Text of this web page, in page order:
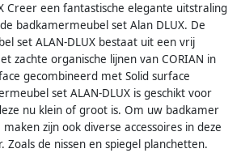
Creer een fantastische elegante uitstraling
badkamermeubel set Alan DLUX. De
set ALAN-DLUX bestaat uit een vrij
zachte organische lijnen van CORIAN in
gecombineerd met Solid surface
set ALAN-DLUX is geschikt voor
nu klein of groot is. Om uw badkamer
zijn ook diverse accessoires in deze
de nissen en spiegel planchetten.